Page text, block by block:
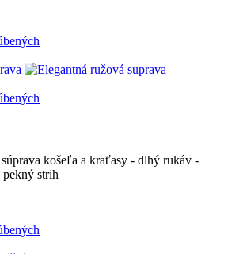
košeľa a kraťasy - dlhý rukáv -
strih